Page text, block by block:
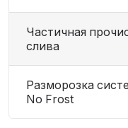
Частичная
слива
Разморозка
No Frost